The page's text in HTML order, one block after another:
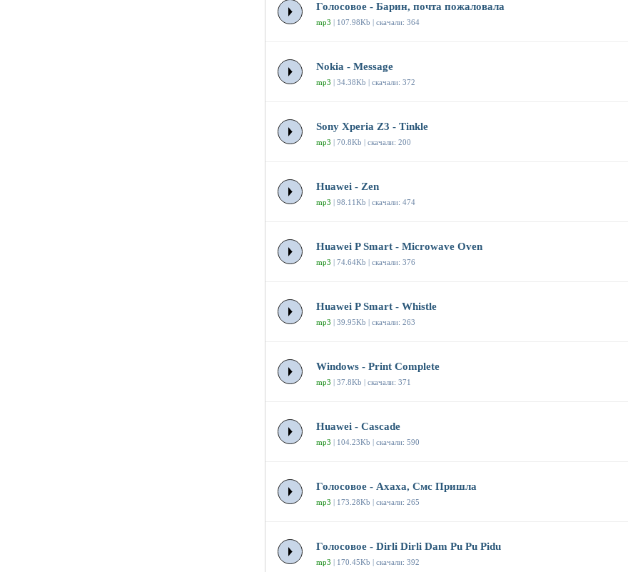
Голосовое - Барин, почта пожаловала
mp3 | 107.98Kb | скачали: 364
Nokia - Message
mp3 | 34.38Kb | скачали: 372
Sony Xperia Z3 - Tinkle
mp3 | 70.8Kb | скачали: 200
Huawei - Zen
mp3 | 98.11Kb | скачали: 474
Huawei P Smart - Microwave Oven
mp3 | 74.64Kb | скачали: 376
Huawei P Smart - Whistle
mp3 | 39.95Kb | скачали: 263
Windows - Print Complete
mp3 | 37.8Kb | скачали: 371
Huawei - Cascade
mp3 | 104.23Kb | скачали: 590
Голосовое - Ахаха, Смс Пришла
mp3 | 173.28Kb | скачали: 265
Голосовое - Dirli Dirli Dam Pu Pu Pidu
mp3 | 170.45Kb | скачали: 392